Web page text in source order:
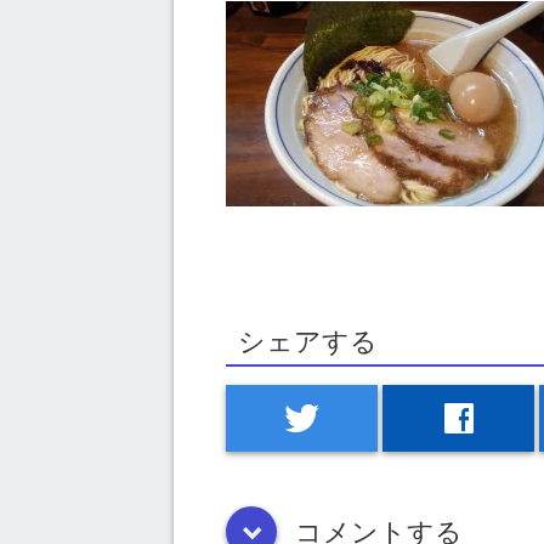
シェアする
twitter facebook
down コメントする